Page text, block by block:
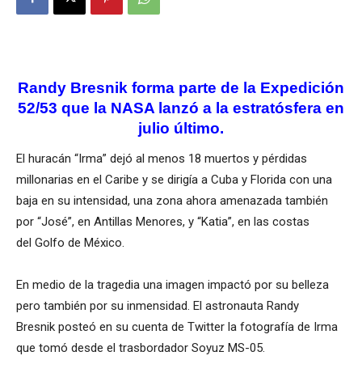
Randy Bresnik forma parte de la Expedición
52/53 que la NASA lanzó a la estratósfera en
julio último.
El huracán “Irma” dejó al menos 18 muertos y pérdidas
millonarias en el Caribe y se dirigía a Cuba y Florida con una
baja en su intensidad, una zona ahora amenazada también
por “José”, en Antillas Menores, y “Katia”, en las costas
del Golfo de México.
En medio de la tragedia una imagen impactó por su belleza
pero también por su inmensidad. El astronauta Randy
Bresnik posteó en su cuenta de Twitter la fotografía de Irma
que tomó desde el trasbordador Soyuz MS-05.